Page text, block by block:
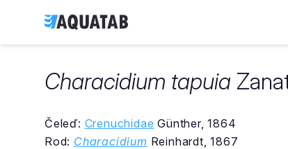
Characidium tapuia
Čeleď: Crenuchidae Günther, 1864
Rod: Characidium Reinhardt, 1867